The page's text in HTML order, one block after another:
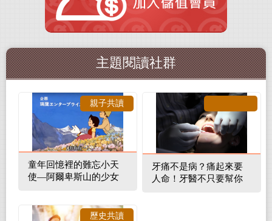
主題閱讀社群
童年回憶裡的難忘小天
使—阿爾卑斯山的少女
親子共讀
牙痛不是病？痛起來要
人命！牙醫不只要幫你
歷史共讀